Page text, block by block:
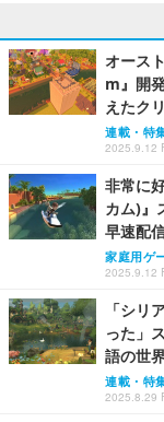
オース
m』開
えたク
連載・特
2025.9.12
非常に
カム)』
早速配
家庭用ゲ
2025.9.12
「シリ
った」
語の世
連載・特
2025.8.29